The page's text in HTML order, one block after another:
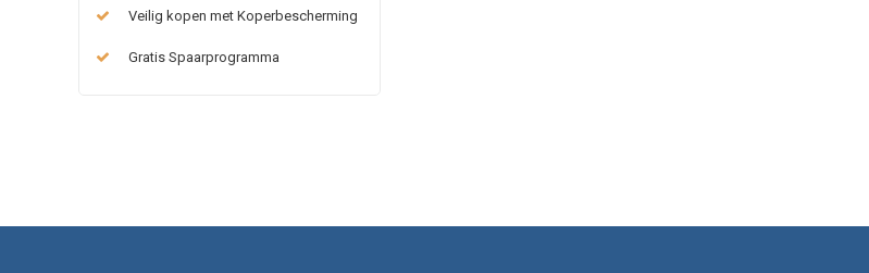
Veilig kopen met Koperbescherming
Gratis Spaarprogramma